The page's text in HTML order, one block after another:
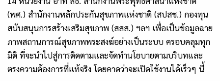
(พศ.) สำนักงานหลักประกันสุขภาพแห่งชาติ (สปสช.) กองทุน
สนับสนุนการสร้างเสริมสุขภาพ (สสส.) ฯลฯ เพื่อเป็นข้อมูลฉาย
ภาพสถานการณ์สุขภาพพระสงฆ์อย่างเป็นระบบ ครอบคลุมทุก
มิติ ที่จะนำไปสู่การติดตามและจัดทำนโยบายตามบริบทและ
ตรงความต้องการที่แท้จริง โดยคาดว่าจะเปิดใช้งานได้เร็วๆ นี้